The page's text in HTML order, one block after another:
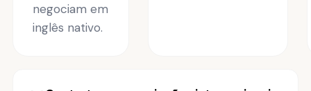
negociam em
inglês nativo.